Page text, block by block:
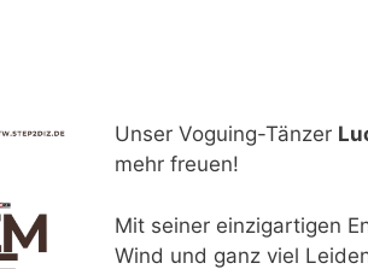
Unser Voguing-Tänzer
mehr freuen!
Mit seiner einzigartigen
Wind und ganz viel